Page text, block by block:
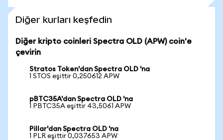
Diğer kurları keşfedin
Diğer kripto coinleri Spectra OLD (APW) coin'e
çevirin
Stratos Token'dan Spectra OLD 'na
1 STOS eşittir 0,250612 APW
pBTC35A'dan Spectra OLD 'na
1 PBTC35A eşittir 43,5061 APW
Pillar'dan Spectra OLD 'na
1 PLR eşittir 0,037653 APW